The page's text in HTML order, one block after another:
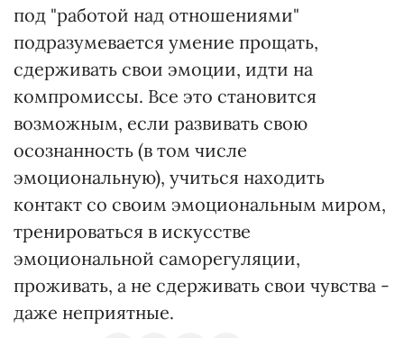
под "работой над отношениями"
подразумевается умение прощать,
сдерживать свои эмоции, идти на
компромиссы. Все это становится
возможным, если развивать свою
осознанность (в том числе
эмоциональную), учиться находить
контакт со своим эмоциональным миром,
тренироваться в искусстве
эмоциональной саморегуляции,
проживать, а не сдерживать свои чувства -
даже неприятные.